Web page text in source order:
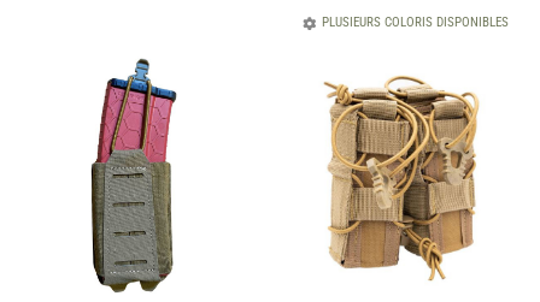
PLUSIEURS COLORIS DISPONIBLES